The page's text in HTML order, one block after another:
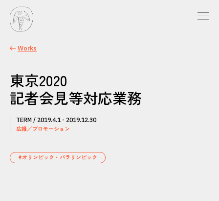
Works
東京2020
記者会見等対応業務
TERM / 2019.4.1 - 2019.12.30
広報／プロモーション
#オリンピック・パラリンピック